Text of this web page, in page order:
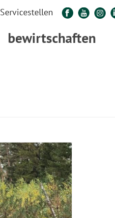
Servicestellen
bewirtschaften